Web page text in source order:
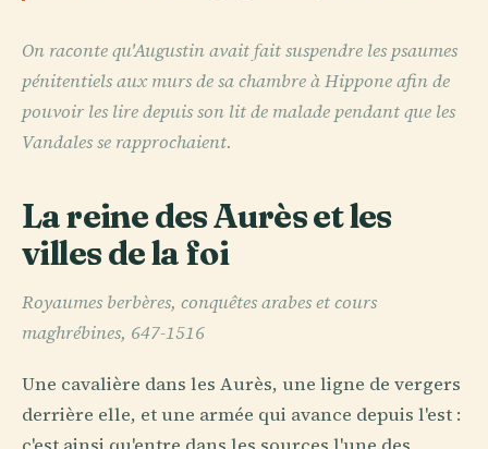
On raconte qu'Augustin avait fait suspendre les psaumes
pénitentiels aux murs de sa chambre à Hippone afin de
pouvoir les lire depuis son lit de malade pendant que les
Vandales se rapprochaient.
La reine des Aurès et les
villes de la foi
Royaumes berbères, conquêtes arabes et cours
maghrébines, 647-1516
Une cavalière dans les Aurès, une ligne de vergers
derrière elle, et une armée qui avance depuis l'est :